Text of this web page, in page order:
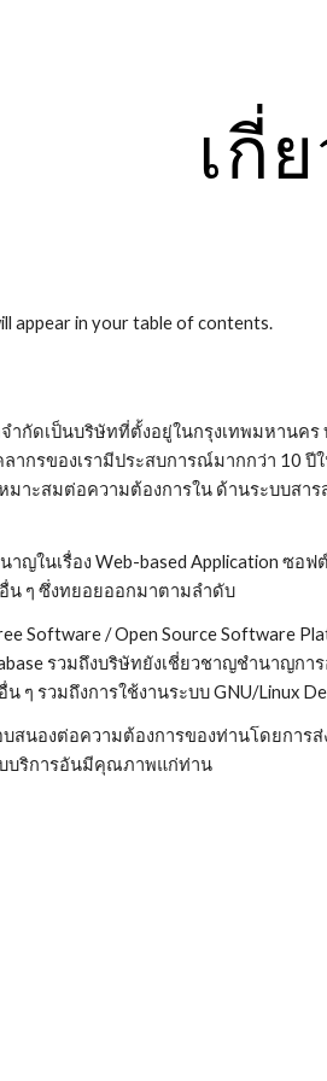
เกี่
appear in your table of contents.
กัดเป็นบริษัทที่ตั้งอยู่ในกรุงเทพมหานค
ากรของเรามีประสบการณ์มากกว่า 10
มาะสมต่อความต้องการใน ด้านระบบสา
ญในเรื่อง Web-based Application ซอฟ
น ๆ ซึ่งทยอยออกมาตามลำดับ
Software / Open Source Software
รวมถึงบริษัทยังเชี่ยวชาญชำนาญกา
น ๆ รวมถึงการใช้งานระบบ GNU/Linux
สนองต่อความต้องการของท่านโดยกา
บบริการอันมีคุณภาพแก่ท่าน